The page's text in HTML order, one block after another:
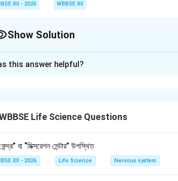
XII - 2026 WBBSE XII
Show Solution
this answer helpful?
Life Science Questions
বা “মিক্সরেশন সেন্টার” উপস্থিত
XII - 2026 Life Science Nervous system